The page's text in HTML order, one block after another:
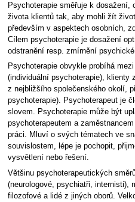
Psychoterapie směřuje k
života klientů tak, aby mohli žít
především v aspektech osobních,
Cílem psychoterapie je dosažení
odstranění resp. zmírnění
Psychoterapie obvykle probíhá
(individuální psychoterapie), klienty
z nejbližšího společenského okolí,
psychoterapie). Psychoterapeut je
slovem. Psychoterapie může být
psychoterapeutem a
práci. Mluví o svých tématech ve
souvislostem, lépe je pochopit,
vysvětlení nebo řešení.
Většinu psychoterapeutických
(neurologové, psychiatři, internisti),
filozofové a lidé z jiných oborů.